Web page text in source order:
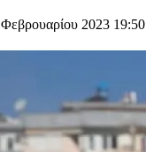
2023 19:50